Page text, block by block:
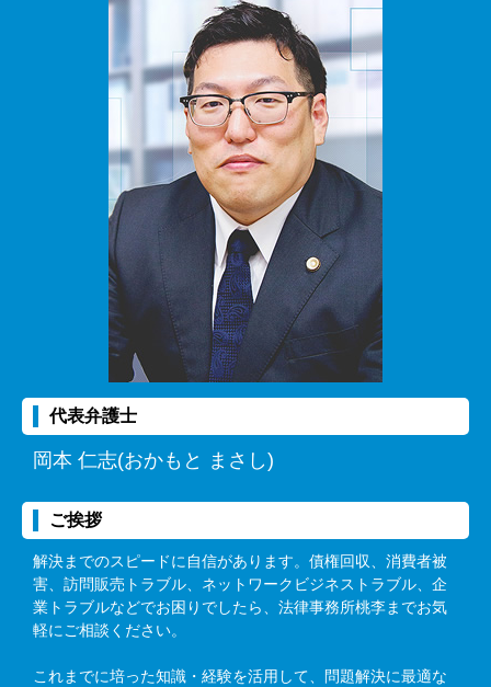
代表弁護士
岡本 仁志(おかもと まさし)
ご挨拶
解決までのスピードに自信があります。債権回収、消費者被
害、訪問販売トラブル、ネットワークビジネストラブル、企
業トラブルなどでお困りでしたら、法律事務所桃李までお気
軽にご相談ください。
これまでに培った知識・経験を活用して、問題解決に最適な